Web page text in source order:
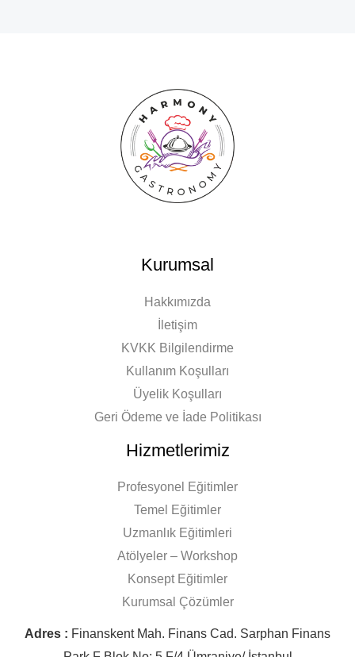
Kurumsal
Hakkımızda
İletişim
KVKK Bilgilendirme
Kullanım Koşulları
Üyelik Koşulları
Geri Ödeme ve İade Politikası
Hizmetlerimiz
Profesyonel Eğitimler
Temel Eğitimler
Uzmanlık Eğitimleri
Atölyeler – Workshop
Konsept Eğitimler
Kurumsal Çözümler
Adres : Finanskent Mah. Finans Cad. Sarphan Finans